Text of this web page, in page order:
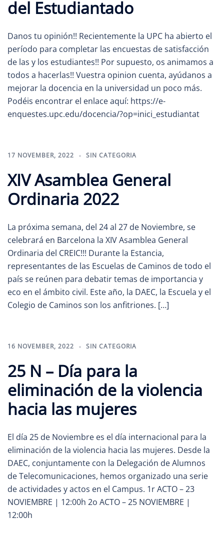
del Estudiantado
Danos tu opinión!! Recientemente la UPC ha abierto el
período para completar las encuestas de satisfacción
de las y los estudiantes!! Por supuesto, os animamos a
todos a hacerlas!! Vuestra opinion cuenta, ayúdanos a
mejorar la docencia en la universidad un poco más.
Podéis encontrar el enlace aquí: https://e-
enquestes.upc.edu/docencia/?op=inici_estudiantat
17 NOVEMBER, 2022 SIN CATEGORIA
XIV Asamblea General
Ordinaria 2022
La próxima semana, del 24 al 27 de Noviembre, se
celebrará en Barcelona la XIV Asamblea General
Ordinaria del CREIC!!! Durante la Estancia,
representantes de las Escuelas de Caminos de todo el
país se reúnen para debatir temas de importancia y
eco en el ámbito civil. Este año, la DAEC, la Escuela y el
Colegio de Caminos son los anfitriones. […]
16 NOVEMBER, 2022 SIN CATEGORIA
25 N – Día para la
eliminación de la violencia
hacia las mujeres
El día 25 de Noviembre es el día internacional para la
eliminación de la violencia hacia las mujeres. Desde la
DAEC, conjuntamente con la Delegación de Alumnos
de Telecomunicaciones, hemos organizado una serie
de actividades y actos en el Campus. 1r ACTO – 23
NOVIEMBRE | 12:00h 2o ACTO – 25 NOVIEMBRE |
12:00h